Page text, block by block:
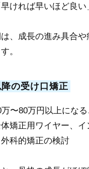
ければ早いほど良
、成長の進み具合や
。
の受け口矯正
〜80万円以上になる
矯正用ワイヤー、イ
外科的矯正の検討